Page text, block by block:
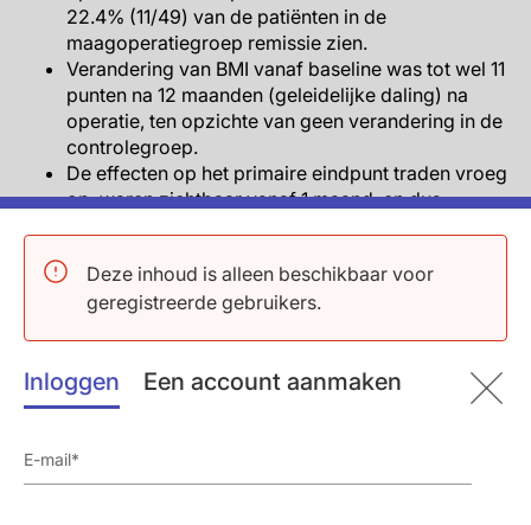
Deze inhoud is alleen beschikbaar voor
geregistreerde gebruikers.
Inloggen Een account aanmaken
22.4% (11/49) van de patiënten in de
maagoperatiegroep remissie zien.
Verandering van BMI vanaf baseline was tot wel 11
punten na 12 maanden (geleidelijke daling) na
operatie, ten opzichte van geen verandering in de
controlegroep.
De effecten op het primaire eindpunt traden vroeg
op, waren zichtbaar vanaf 1 maand, en dus
significante daling zien in de gastric bypass
groep(86.9±8.5 vs. 109.8±9.6, P<0.001), evenals
130.0±5.0, P<0.001).
Het mediane aantal antihypertensieve middelen
controlegroep (mean: 0.7±1.0 vs. 3±0.9).
Significant meer anemie werd gezien in de gastric